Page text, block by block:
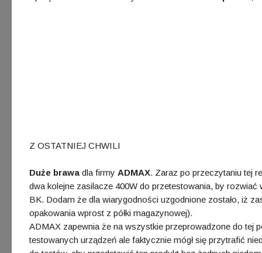
Z OSTATNIEJ CHWILI
Duże brawa dla firmy ADMAX. Zaraz po przeczytaniu tej
dwa kolejne zasilacze 400W do przetestowania, by
BK. Dodam że dla wiarygodności uzgodnione zostało, iż
opakowania wprost z półki magazynowej).
ADMAX zapewnia że na wszystkie przeprowadzone do tej
testowanych urządzeń ale faktycznie mógł się przytrafić